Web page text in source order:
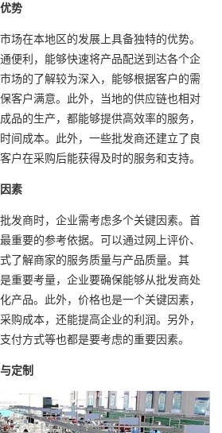
势
场在本地区的发展上具备独特的优势。
便利，能够快速将产品配送到达各个企
场的了解较为深入，能够根据客户的需
客户满意。此外，当地的供应链也相对
品的生产，都能够提供高效率的服务，
间成本。此外，一些批发商还建立了良
户在采购后能获得及时的服务和支持。
素
发商时，企业需考虑多个关键因素。首
重要的参考依据。可以通过网上评价、
了解商家的服务质量与产品质量。其
重要考量，企业要确保能够从批发商处
产品。此外，价格也是一个关键因素，
购成本，还能提高企业的利润。另外，
付方式等也都是要考虑的重要因素。
定制